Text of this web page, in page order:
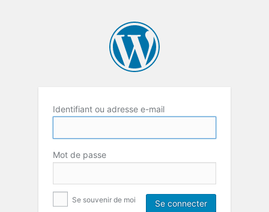
Identifiant ou adresse e-mail
Mot de passe
Se souvenir de moi